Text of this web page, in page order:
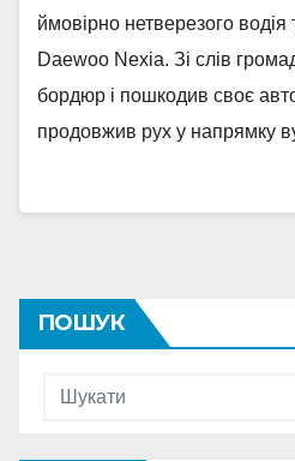
ймовірно нетверезого
Daewoo Nexia. Зі слів
бордюр і пошкодив своє
продовжив рух у напрямку
ПОШУК